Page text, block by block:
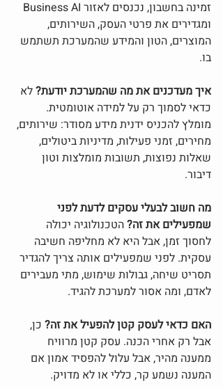
ומגדירים את פרטי העסק, השירותים,
המוצרים, הטון והמידע שהמערכת תשתמש
בו.
איך מעדכנים את מה שהמערכת יודעת? לא
כדאי לסמוך רק על למידה אוטומטית.
מומלץ להכניס ידנית מידע מסודר: שירותים,
מחירים, זמני פעילות, מדיניות ביטולים,
שאלות נפוצות, תשובות מומלצות וטון
דיבור.
מה חשוב לבעלי עסקים לדעת לפני
שמפעילים את זה? הטכנולוגיה יכולה
לחסוך זמן, אבל היא לא מחליפה חשיבה
עסקית. לפני שמפעילים אותה צריך להגדיר
תסריט שיחה, גבולות שימוש, מתי מעבירים
לאדם, ומה אסור למערכת להגיד.
האם כדאי לעסק קטן להפעיל את זה? כן,
אבל רק אחרי הכנה. עסק קטן מרוויח
ממענה מהיר, אבל עלול להפסיד אמון אם
המענה נשמע קר, כללי או לא מדויק.